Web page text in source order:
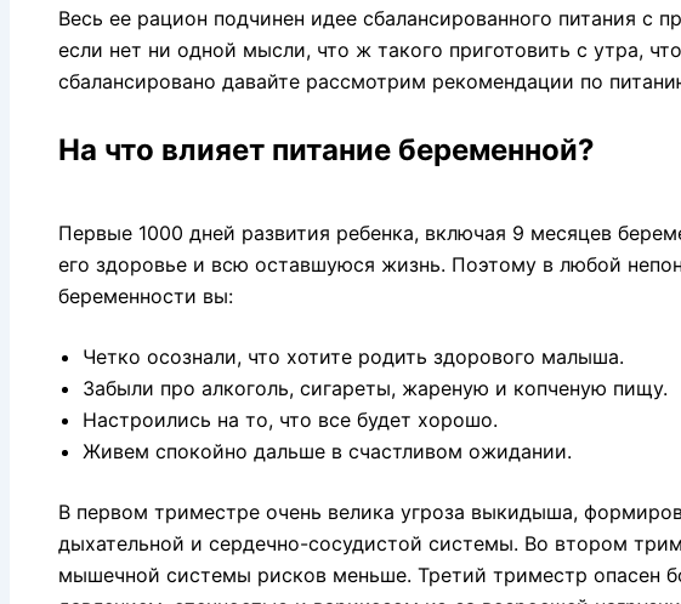
Весь ее рацион подчинен идее сбалансированного питания с
если нет ни одной мысли, что ж такого приготовить с утра,
сбалансировано давайте рассмотрим рекомендации по
На что влияет питание беременной?
Первые 1000 дней развития ребенка, включая 9 месяцев
его здоровье и всю оставшуюся жизнь. Поэтому в любой
беременности вы:
Четко осознали, что хотите родить здорового малыша.
Забыли про алкоголь, сигареты, жареную и копченую пищу.
Настроились на то, что все будет хорошо.
Живем спокойно дальше в счастливом ожидании.
В первом триместре очень велика угроза выкидыша,
дыхательной и сердечно-сосудистой системы. Во втором
мышечной системы рисков меньше. Третий триместр опасен